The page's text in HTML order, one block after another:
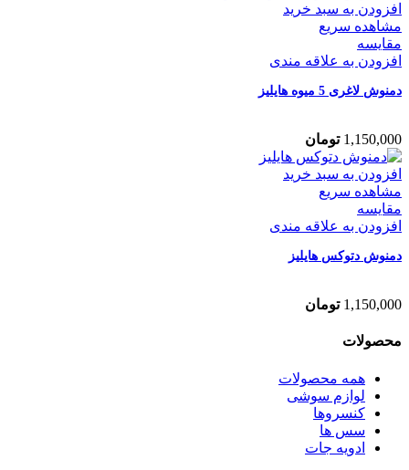
افزودن به سبد خرید
مشاهده سریع
مقایسه
افزودن به علاقه مندی
دمنوش لاغری 5 میوه هایلیز
1,150,000 تومان
افزودن به سبد خرید
مشاهده سریع
مقایسه
افزودن به علاقه مندی
دمنوش دتوکس هایلیز
1,150,000 تومان
محصولات
همه محصولات
لوازم سوشی
کنسروها
سس ها
ادویه جات